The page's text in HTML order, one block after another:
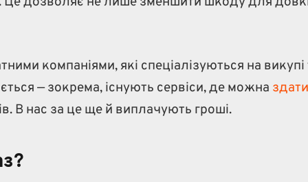
компаніями, які спеціалізуються на
— зокрема, існують сервіси, де можна
В нас за це ще й виплачують гроші.